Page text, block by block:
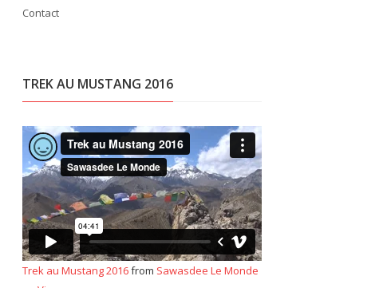
Contact
TREK AU MUSTANG 2016
Trek au Mustang 2016from Sawasdee Le Monde